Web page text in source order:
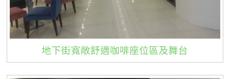
地下街寬敞舒適咖啡座位區及舞台